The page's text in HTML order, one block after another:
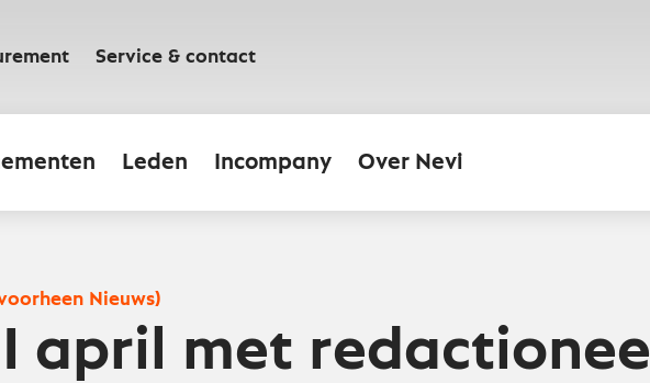
Service & contact
Leden Incompany Over Nevi
Nieuws)
april met redactioneel